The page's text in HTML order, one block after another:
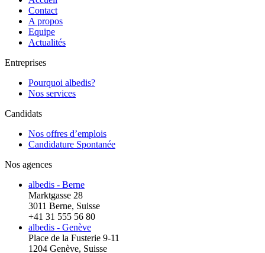
Contact
A propos
Equipe
Actualités
Entreprises
Pourquoi albedis?
Nos services
Candidats
Nos offres d’emplois
Candidature Spontanée
Nos agences
albedis - Berne
Marktgasse 28
3011 Berne, Suisse
+41 31 555 56 80
albedis - Genève
Place de la Fusterie 9-11
1204 Genève, Suisse